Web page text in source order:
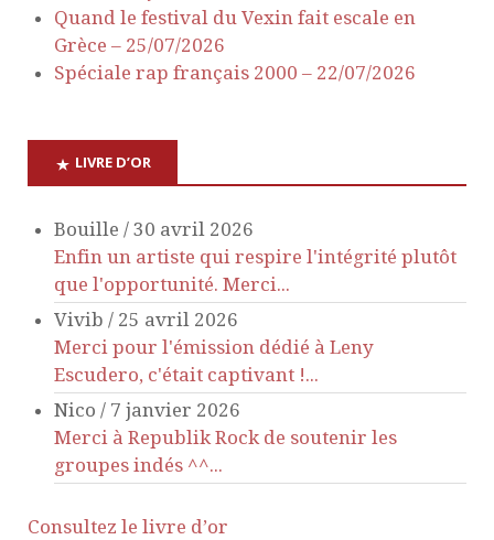
Quand le festival du Vexin fait escale en
Grèce – 25/07/2026
Spéciale rap français 2000 – 22/07/2026
LIVRE D’OR
Bouille / 30 avril 2026
Enfin un artiste qui respire l'intégrité plutôt
que l'opportunité. Merci...
Vivib / 25 avril 2026
Merci pour l'émission dédié à Leny
Escudero, c'était captivant !...
Nico / 7 janvier 2026
Merci à Republik Rock de soutenir les
groupes indés ^^...
Consultez le livre d’or